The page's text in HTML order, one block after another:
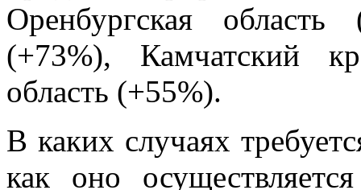
Оренбургская
(+73%), Камчатский
область (+55%).
В каких случаях
как оно